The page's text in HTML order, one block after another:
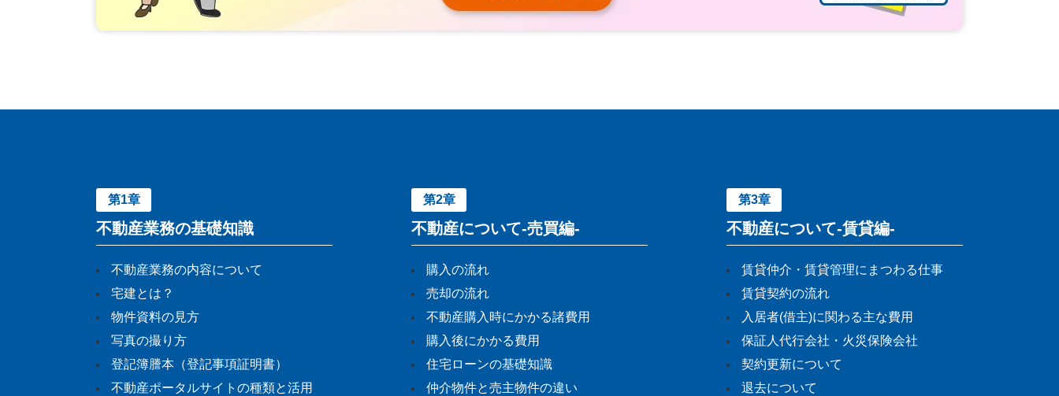
第1章
不動産業務の基礎知識
不動産業務の内容について
宅建とは？
物件資料の見方
写真の撮り方
登記簿謄本（登記事項証明書）
不動産ポータルサイトの種類と活用
第2章
不動産について-売買編-
購入の流れ
売却の流れ
不動産購入時にかかる諸費用
購入後にかかる費用
住宅ローンの基礎知識
仲介物件と売主物件の違い
第3章
不動産について-賃貸編-
賃貸仲介・賃貸管理にまつわる仕事
賃貸契約の流れ
入居者(借主)に関わる主な費用
保証人代行会社・火災保険会社
契約更新について
退去について